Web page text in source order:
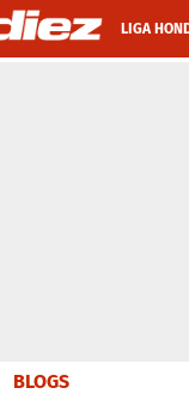
LIGA
BLOGS